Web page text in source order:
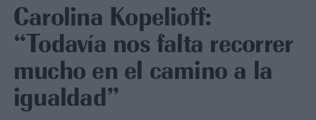
Carolina Kopelioff:
“Todavía nos falta recorrer
mucho en el camino a la
igualdad”